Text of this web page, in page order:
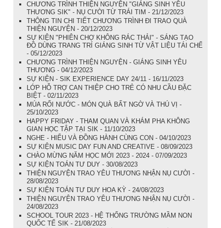
CHƯƠNG TRÌNH THIỆN NGUYỆN "GIÁNG SINH YÊU
THƯƠNG SIK" - NỤ CƯỜI TỪ TRÁI TIM - 21/12/2023
THÔNG TIN CHI TIẾT CHƯƠNG TRÌNH ĐI TRAO QUÀ
THIỆN NGUYỆN - 20/12/2023
SỰ KIỆN "PHIÊN CHỢ KHÔNG RÁC THẢI" - SÁNG TẠO
ĐỒ DÙNG TRANG TRÍ GIÁNG SINH TỪ VẬT LIỆU TÁI CHẾ
- 05/12/2023
CHƯƠNG TRÌNH THIỆN NGUYỆN - GIÁNG SINH YÊU
THƯƠNG - 04/12/2023
SỰ KIỆN - SIK EXPERIENCE DAY 24/11 - 16/11/2023
LỚP HỖ TRỢ CAN THIỆP CHO TRẺ CÓ NHU CẦU ĐẶC
BIỆT - 02/11/2023
MÚA RỐI NƯỚC - MÓN QUÀ BẤT NGỜ VÀ THÚ VỊ -
25/10/2023
HAPPY FRIDAY - THAM QUAN VÀ KHÁM PHA KHÔNG
GIAN HỌC TẬP TẠI SIK - 11/10/2023
NGHE - HIỂU VÀ ĐỒNG HÀNH CÙNG CON - 04/10/2023
SỰ KIỆN MUSIC DAY FUN AND CREATIVE - 08/09/2023
CHÀO MỪNG NĂM HỌC MỚI 2023 - 2024 - 07/09/2023
SỰ KIỆN TOÁN TƯ DUY - 30/08/2023
THIỆN NGUYỆN TRAO YÊU THƯƠNG NHẬN NỤ CƯỜI -
28/08/2023
SỰ KIỆN TOÁN TƯ DUY HOA KỲ - 24/08/2023
THIỆN NGUYỆN TRAO YÊU THƯƠNG NHẬN NỤ CƯỜI -
24/08/2023
SCHOOL TOUR 2023 - HỆ THỐNG TRƯỜNG MẦM NON
QUỐC TẾ SIK - 21/08/2023